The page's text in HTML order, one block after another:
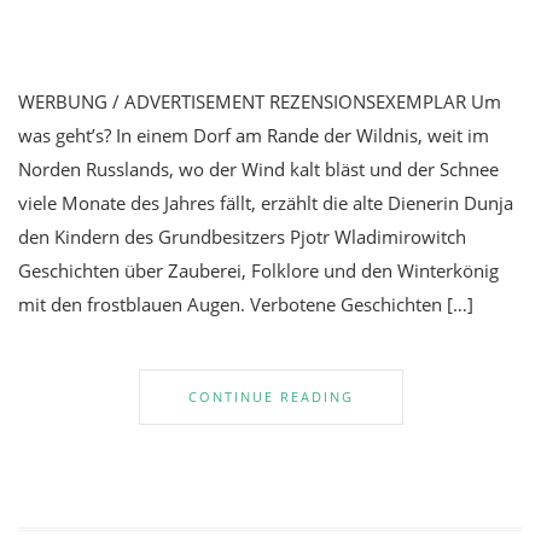
WERBUNG / ADVERTISEMENT REZENSIONSEXEMPLAR Um
was geht’s? In einem Dorf am Rande der Wildnis, weit im
Norden Russlands, wo der Wind kalt bläst und der Schnee
viele Monate des Jahres fällt, erzählt die alte Dienerin Dunja
den Kindern des Grundbesitzers Pjotr Wladimirowitch
Geschichten über Zauberei, Folklore und den Winterkönig
mit den frostblauen Augen. Verbotene Geschichten […]
CONTINUE READING